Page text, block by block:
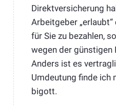
Direktversicherung
Arbeitgeber
für Sie zu bezahlen,
wegen der günstigen
Anders ist es
Umdeutung finde ich
bigott.